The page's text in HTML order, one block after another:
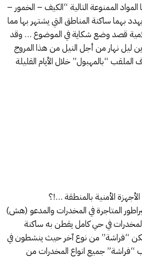
الممنوعة التالية “الكيف – الخمور –
بهما ساكنة المناطق التي يشتهر بها مما
قصد وضع شكاية في الموضوع … وقد
ليل نهار من أجل النيل من هذا المروج
“بالمهبول” خلال الأيام القليلة
الأمنية بالمنطقة …!؟
المتاجرة في المخدرات والمدعو (هش)
في حي كامل يقطن به ساكنة
“فراشة” من نوع آخر حيث ينشطون في
“فراشة” جميع انواع المخدرات من